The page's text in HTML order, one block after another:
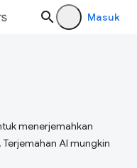
Masuk
menerjemahkan
AI mungkin